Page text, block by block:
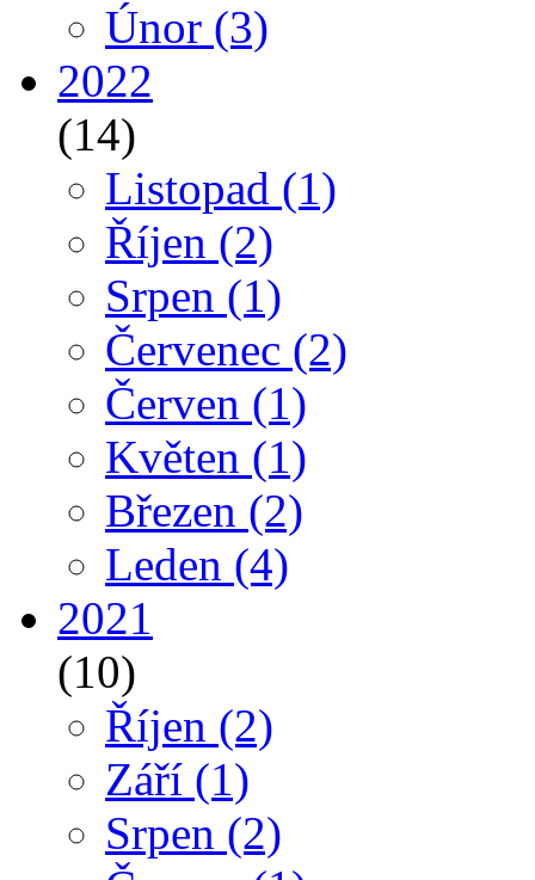
Únor (3)
2022
(14)
Listopad (1)
Říjen (2)
Srpen (1)
Červenec (2)
Červen (1)
Květen (1)
Březen (2)
Leden (4)
2021
(10)
Říjen (2)
Září (1)
Srpen (2)